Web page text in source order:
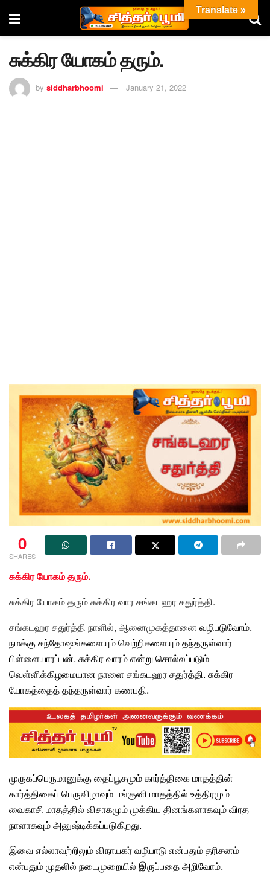
சுக்கிர யோகம் தரும்.
by siddharbhoomi January 21, 2022
0
SHARES
சுக்கிர யோகம் தரும்.
சுக்கிர யோகம் தரும் சுக்கிர வார சங்கடஹர சதுர்த்தி.
சங்கடஹர சதுர்த்தி நாளில், ஆனைமுகத்தானை வழிபடுவோம்.
நமக்கு சந்தோஷங்களையும் வெற்றிகளையும் தந்தருள்வார்
பிள்ளையாரப்பன். சுக்கிர வாரம் என்று சொல்லப்படும்
வெள்ளிக்கிழமையான நாளை சங்கடஹர சதுர்த்தி. சுக்கிர
யோகத்தைத் தந்தருள்வார்கணபதி.
முருகப்பெருமானுக்கு தைப்பூசமும் கார்த்திகை மாதத்தின்
கார்த்திகைப் பெருவிழாவும் பங்குனி மாதத்தில் உத்திரமும்
வைகாசி மாதத்தில் விசாகமும் முக்கிய தினங்களாகவும் விரத
நாளாகவும் அனுஷ்டிக்கப்படுகிறது.
இவை எல்லாவற்றிலும் விநாயகர் வழிபாடு என்பதும் தரிசனம்
என்பதும் முதலில் நடைமுறையில் இருப்பதை அறிவோம்.
Translate »